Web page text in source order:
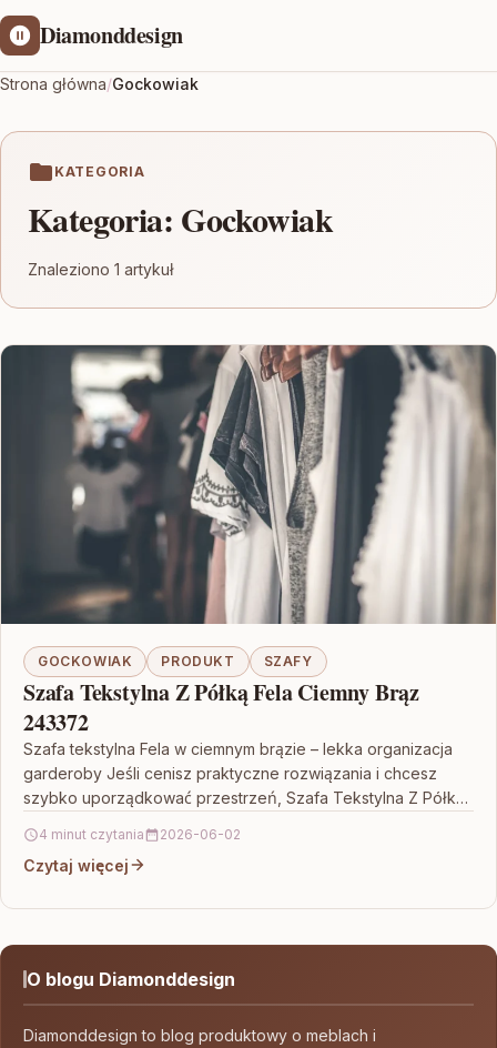
Diamonddesign
Strona główna/Gockowiak
KATEGORIA
Kategoria: Gockowiak
Znaleziono 1 artykuł
GOCKOWIAK PRODUKT SZAFY
Szafa Tekstylna Z Półką Fela Ciemny Brąz
243372
Szafa tekstylna Fela w ciemnym brązie – lekka organizacja
garderoby Jeśli cenisz praktyczne rozwiązania i chcesz
szybko uporządkować przestrzeń, Szafa Tekstylna Z Półką
4 minut czytania 2026-06-02
Czytaj więcej
O blogu Diamonddesign
Diamonddesign to blog produktowy o meblach i